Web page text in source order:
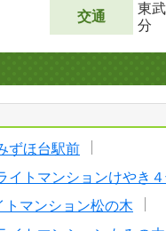
交通
東
分
ずほ台駅前
イトマンションけやき
トマンション松の木